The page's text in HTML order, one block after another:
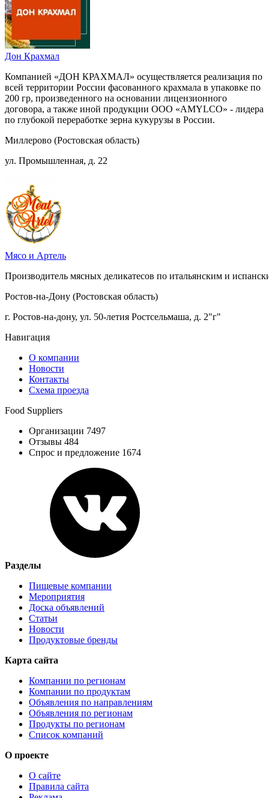
Дон Крахмал
Компанией «ДОН КРАХМАЛ» осуществляется реализация по
всей территории России фасованного крахмала в упаковке по
200 гр, произведенного на основании лицензионного
договора, а также иной продукции ООО «AMYLCO» - лидера
по глубокой переработке зерна кукурузы в России.
Миллерово (Ростовская область)
ул. Промышленная, д. 22
Мясо и Артель
Производитель мясных деликатесов по итальянским и
Ростов-на-Дону (Ростовская область)
г. Ростов-на-дону, ул. 50-летия Ростсельмаша, д. 2"г"
Навигация
О компании
Новости
Контакты
Схема проезда
Food Suppliers
Организации 7497
Отзывы 484
Спрос и предложение 1674
Разделы
Пищевые компании
Мероприятия
Доска объявлений
Статьи
Новости
Продуктовые бренды
Карта сайта
Компании по регионам
Компании по продуктам
Объявления по направлениям
Объявления по регионам
Продукты по регионам
Список компаний
О проекте
О сайте
Правила сайта